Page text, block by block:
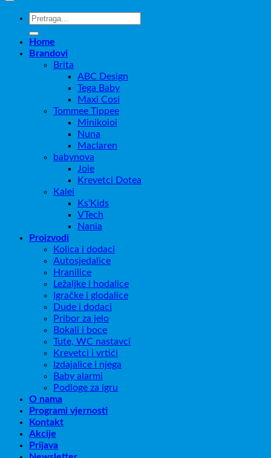
Pretraži:
Home
Brandovi
Brita
ABC Design
Tega Baby
Maxi Cosi
Tommee Tippee
Minikoioi
Nuna
Maclaren
babynova
Joie
Krevetci Dotea
Kalei
Ks’Kids
VTech
Nania
Proizvodi
Kolica i dodaci
Autosjedalice
Hranilice
Ležaljke i hodalice
Igračke i glodalice
Dude i dodaci
Pribor za jelo
Bokali i boce
Tute, WC nastavci
Krevetci i vrtići
Izdajalice i njega
Baby alarmi
Podloge za igru
O nama
Programi vjernosti
Kontakt
Akcije
Prijava